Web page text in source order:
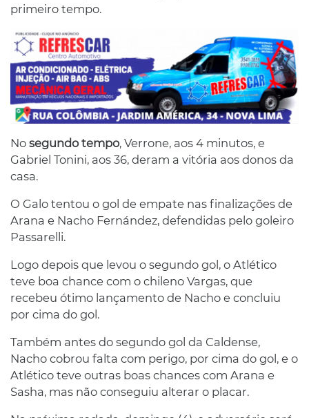
primeiro tempo.
No segundo tempo, Verrone, aos 4 minutos, e
Gabriel Tonini, aos 36, deram a vitória aos donos da
casa.
O Galo tentou o gol de empate nas finalizações de
Arana e Nacho Fernández, defendidas pelo goleiro
Passarelli.
Logo depois que levou o segundo gol, o Atlético
teve boa chance com o chileno Vargas, que
recebeu ótimo lançamento de Nacho e concluiu
por cima do gol.
Também antes do segundo gol da Caldense,
Nacho cobrou falta com perigo, por cima do gol, e o
Atlético teve outras boas chances com Arana e
Sasha, mas não conseguiu alterar o placar.